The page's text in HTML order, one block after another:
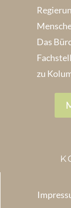
Das
zu